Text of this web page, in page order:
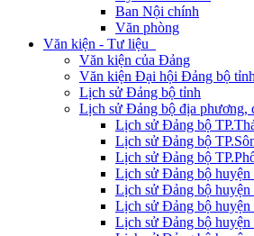
Ban Nội chính
Văn phòng
Văn kiện - Tư liệu
Văn kiện của Đảng
Văn kiện Đại hội Đảng bộ tỉnh
Lịch sử Đảng bộ tỉnh
Lịch sử Đảng bộ địa phương,
Lịch sử Đảng bộ
Lịch sử Đảng bộ
Lịch sử Đảng bộ
Lịch sử Đảng bộ
Lịch sử Đảng bộ
Lịch sử Đảng bộ
Lịch sử Đảng bộ huyện